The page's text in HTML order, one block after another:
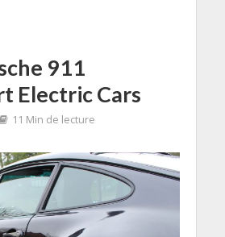
911
Electric Cars
11 Min de lecture